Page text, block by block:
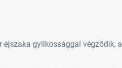
gyilkossággal végződik, a